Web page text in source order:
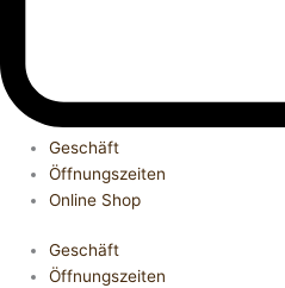
Geschäft
Öffnungszeiten
Online Shop
Geschäft
Öffnungszeiten